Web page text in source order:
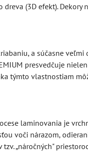
(3D efekt). Dekory
a súčasne veľmi
presvedčuje
týmto vlastnostiam
laminovania je
voči nárazom,
„náročných"